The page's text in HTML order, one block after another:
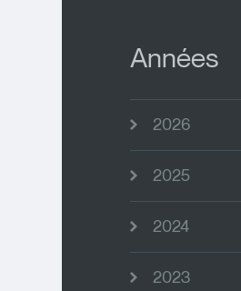
Années
2026
2025
2024
2023